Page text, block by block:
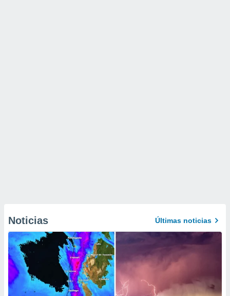
Noticias Últimas noticias